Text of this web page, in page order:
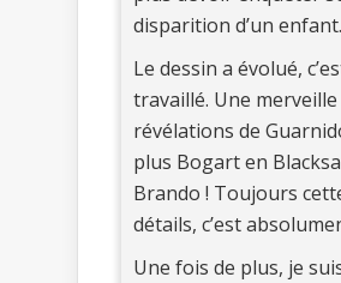
disparition d’un enfant.
Le dessin a évolué,
travaillé. Une merveille
révélations de
plus Bogart en
Brando ! Toujours
détails, c’est
Une fois de plus, je